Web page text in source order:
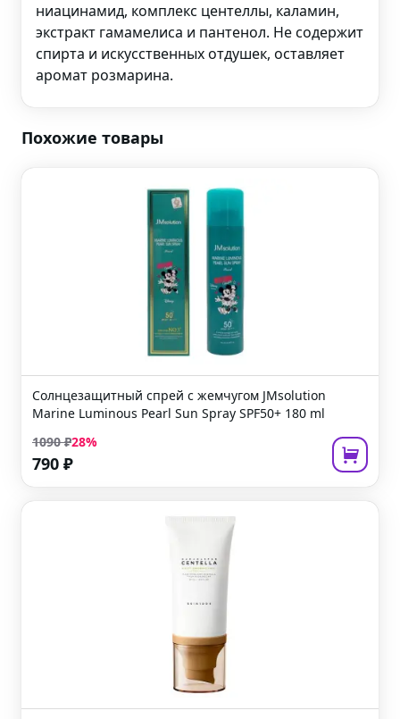
ниацинамид, комплекс центеллы, каламин,
экстракт гамамелиса и пантенол. Не содержит
спирта и искусственных отдушек, оставляет
аромат розмарина.
Похожие товары
Солнцезащитный спрей с жемчугом JMsolution
Marine Luminous Pearl Sun Spray SPF50+ 180 ml
1090₽28%
790 ₽